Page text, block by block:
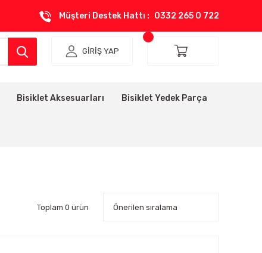
Müşteri Destek Hattı : 0332 265 0 722
GİRİŞ YAP
Bisiklet Aksesuarları Bisiklet Yedek Parça
Toplam 0 ürün